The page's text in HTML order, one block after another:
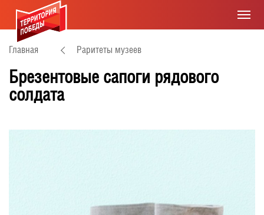
Главная Раритеты музеев
Брезентовые сапоги рядового
солдата